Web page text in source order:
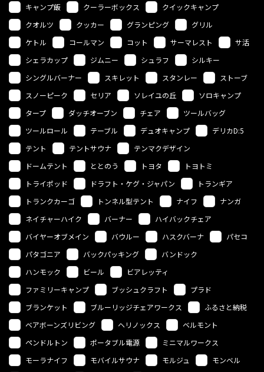
キャンプ飯
クーラーボックス
クイックキャンプ
クオルツ
クッカー グランピング
グリル
ケトル
コールマン コット サーマレスト
サ活
シェラカップ
ジムニー シュラフ
シルキー
シングルバーナー
スキレット スタンレー
ストーブ
スノーピーク
セリア ソレイユの丘
ソロキャンプ
タープ
ダッチオーブン チェア
ツールバッグ
ツールロール
テーブル デュオキャンプ
デリカD:5
テント
テントサウナ
テンマクデザイン
ドームテント
ととのう トヨタ
トヨトミ
トライポッド
ドラフト・ケグ・ジャパン
トランギア
トランクカーゴ
トンネル型テント ナイフ
ナンガ
ネイチャーハイク
バーナー
ハイバックチェア
バイヤーオブメイン
バウルー ハスクバーナ
パセコ
パタゴニア
バックパッキング
バンドック
ハンモック
ビール
ビアレッティ
ファミリーキャンプ
ブッシュクラフト
プラド
ブランケット
ブルーリッジチェアワークス
ふるさと納税
ベアボーンズリビング
ヘリノックス
ベルモント
ペンドルトン
ポータブル電源
ミニマルワークス
モーラナイフ
モバイルサウナ モルジュ
モンベル